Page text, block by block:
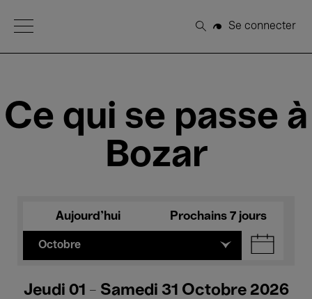
Open Menu
Rechercher
Se connecter
Ce qui se passe à
Bozar
Aujourd'hui Prochains 7 jours
Octobre
Jeudi 01 - Samedi 31 Octobre 2026